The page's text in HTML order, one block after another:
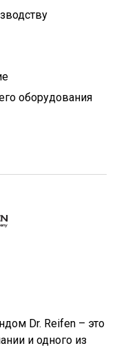
оборудования
Dr. Reifen – это
и одного из